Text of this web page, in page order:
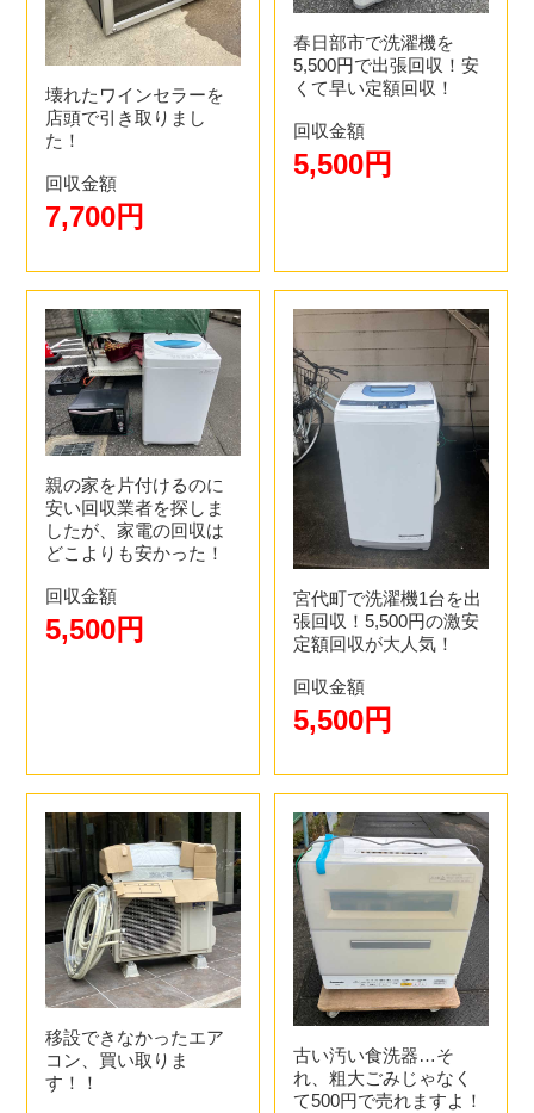
壊れたワインセラーを
店頭で引き取りまし
た！
回収金額
7,700円
春日部市で洗濯機を
5,500円で出張回収！安
くて早い定額回収！
回収金額
5,500円
親の家を片付けるのに
安い回収業者を探しま
したが、家電の回収は
どこよりも安かった！
回収金額
5,500円
宮代町で洗濯機1台を出
張回収！5,500円の激安
定額回収が大人気！
回収金額
5,500円
移設できなかったエア
コン、買い取りま
す！！
古い汚い食洗器…そ
れ、粗大ごみじゃなく
て500円で売れますよ！